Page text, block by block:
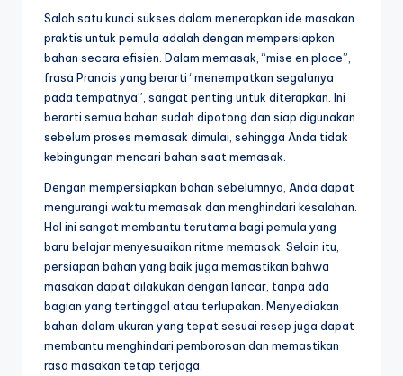
Salah satu kunci sukses dalam menerapkan ide masakan
praktis untuk pemula adalah dengan mempersiapkan
bahan secara efisien. Dalam memasak, “mise en place”,
frasa Prancis yang berarti “menempatkan segalanya
pada tempatnya”, sangat penting untuk diterapkan. Ini
berarti semua bahan sudah dipotong dan siap digunakan
sebelum proses memasak dimulai, sehingga Anda tidak
kebingungan mencari bahan saat memasak.
Dengan mempersiapkan bahan sebelumnya, Anda dapat
mengurangi waktu memasak dan menghindari kesalahan.
Hal ini sangat membantu terutama bagi pemula yang
baru belajar menyesuaikan ritme memasak. Selain itu,
persiapan bahan yang baik juga memastikan bahwa
masakan dapat dilakukan dengan lancar, tanpa ada
bagian yang tertinggal atau terlupakan. Menyediakan
bahan dalam ukuran yang tepat sesuai resep juga dapat
membantu menghindari pemborosan dan memastikan
rasa masakan tetap terjaga.